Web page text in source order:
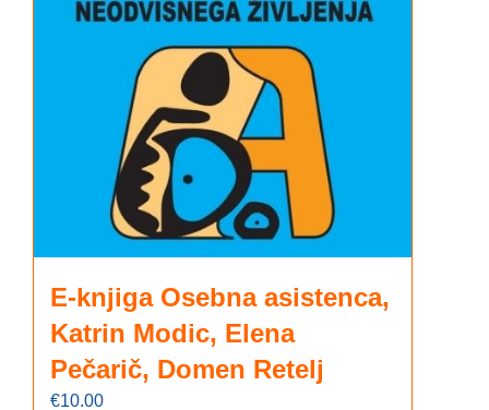
E-knjiga Osebna asistenca,
Katrin Modic, Elena
Pečarič, Domen Retelj
€10.00